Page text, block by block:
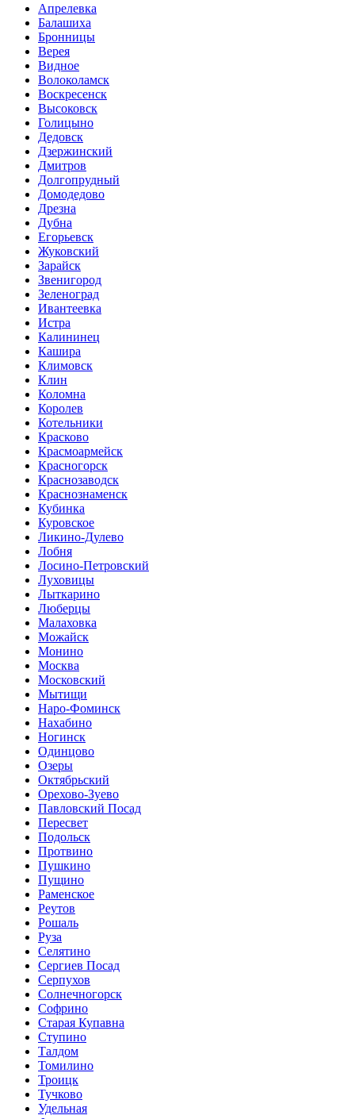
Апрелевка
Балашиха
Бронницы
Верея
Видное
Волоколамск
Воскресенск
Высоковск
Голицыно
Дедовск
Дзержинский
Дмитров
Долгопрудный
Домодедово
Дрезна
Дубна
Егорьевск
Жуковский
Зарайск
Звенигород
Зеленоград
Ивантеевка
Истра
Калининец
Кашира
Климовск
Клин
Коломна
Королев
Котельники
Красково
Красмоармейск
Красногорск
Краснозаводск
Краснознаменск
Кубинка
Куровское
Ликино-Дулево
Лобня
Лосино-Петровский
Луховицы
Лыткарино
Люберцы
Малаховка
Можайск
Монино
Москва
Московский
Мытищи
Наро-Фоминск
Нахабино
Ногинск
Одинцово
Озеры
Октябрьский
Орехово-Зуево
Павловский Посад
Пересвет
Подольск
Протвино
Пушкино
Пущино
Раменское
Реутов
Рошаль
Руза
Селятино
Сергиев Посад
Серпухов
Солнечногорск
Софрино
Старая Купавна
Ступино
Талдом
Томилино
Троицк
Тучково
Удельная